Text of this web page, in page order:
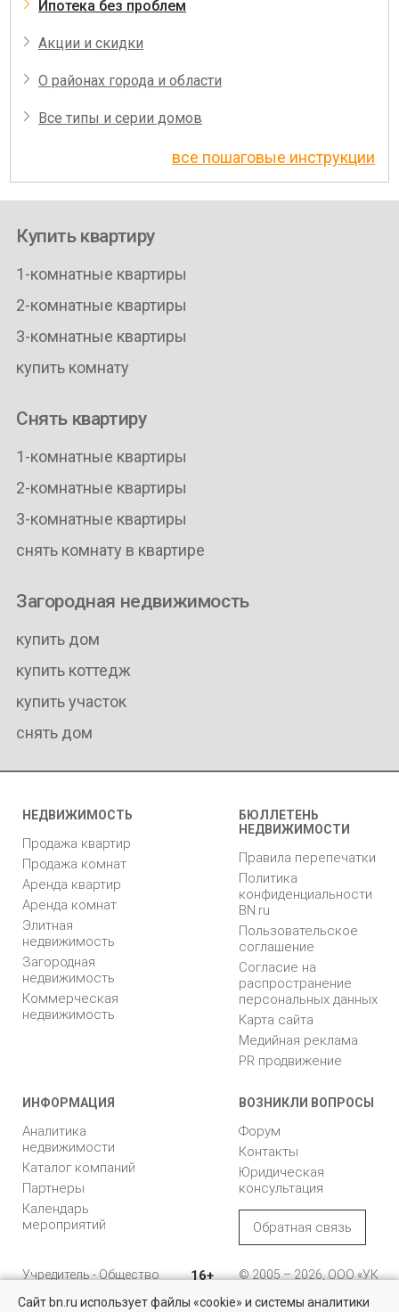
Ипотека без проблем
Акции и скидки
О районах города и области
Все типы и серии домов
все пошаговые инструкции
Купить квартиру
1-комнатные квартиры
2-комнатные квартиры
3-комнатные квартиры
купить комнату
Снять квартиру
1-комнатные квартиры
2-комнатные квартиры
3-комнатные квартиры
снять комнату в квартире
Загородная недвижимость
купить дом
купить коттедж
купить участок
снять дом
НЕДВИЖИМОСТЬ
Продажа квартир
Продажа комнат
Аренда квартир
Аренда комнат
Элитная
недвижимость
Загородная
недвижимость
Коммерческая
недвижимость
БЮЛЛЕТЕНЬ
НЕДВИЖИМОСТИ
Правила перепечатки
Политика
конфиденциальности
BN.ru
Пользовательское
соглашение
Согласие на
распространение
персональных данных
Карта сайта
Медийная реклама
PR продвижение
ИНФОРМАЦИЯ
Аналитика
недвижимости
Каталог компаний
Партнеры
Календарь
мероприятий
ВОЗНИКЛИ ВОПРОСЫ
Форум
Контакты
Юридическая
консультация
Обратная связь
Учредитель - Общество
ответственностью
16+
© 2005 – 2026, ООО «УК
Сайт bn.ru использует файлы «cookie» и системы аналитики